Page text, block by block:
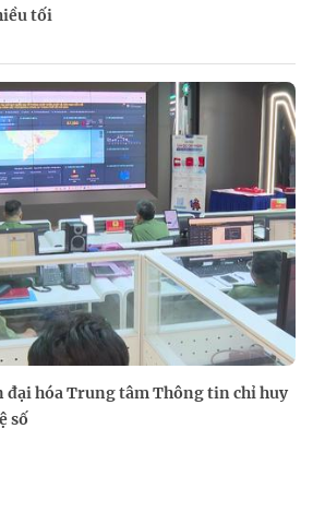
tối
đại hóa Trung tâm Thông tin chỉ huy
số